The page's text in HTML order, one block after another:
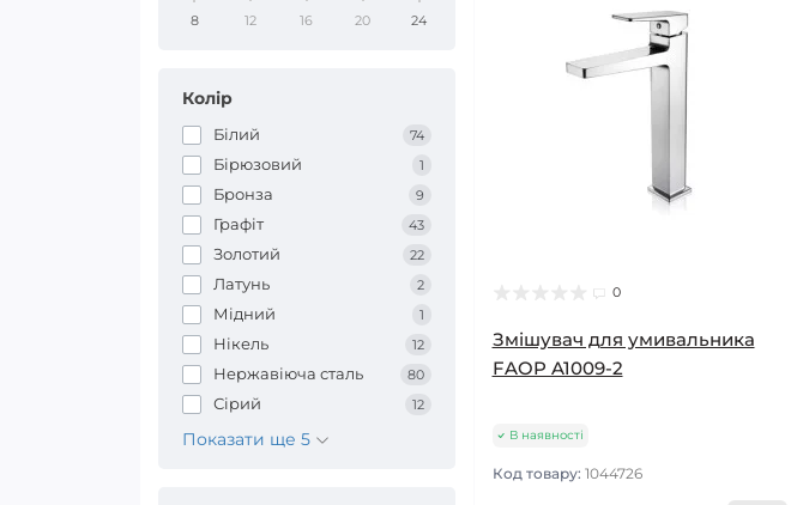
8 12 16 20 24
Колір
Білий 74
Бірюзовий 1
Бронза 9
Графіт 43
Золотий 22
Латунь 2
Мідний 1
Нікель 12
Нержавіюча сталь 80
Сірий 12
Показати ще 5
0
Змішувач для умивальника
FAOP A1009-2
В наявності
Код товару: 1044726